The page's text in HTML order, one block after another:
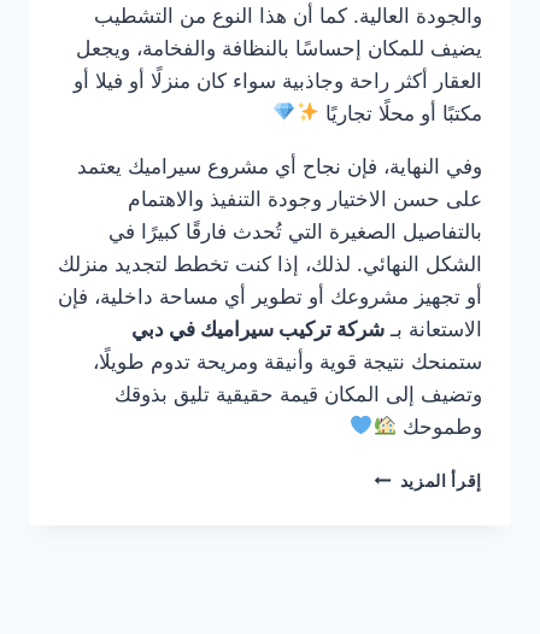
والجودة العالية. كما أن هذا النوع من التشطيب
يضيف للمكان إحساسًا بالنظافة والفخامة، ويجعل
العقار أكثر راحة وجاذبية سواء كان منزلًا أو فيلا أو
مكتبًا أو محلًا تجاريًا
وفي النهاية، فإن نجاح أي مشروع سيراميك يعتمد
على حسن الاختيار وجودة التنفيذ والاهتمام
بالتفاصيل الصغيرة التي تُحدث فارقًا كبيرًا في
الشكل النهائي. لذلك، إذا كنت تخطط لتجديد منزلك
أو تجهيز مشروعك أو تطوير أي مساحة داخلية، فإن
الاستعانة بـ شركة تركيب سيراميك في دبي
ستمنحك نتيجة قوية وأنيقة ومريحة تدوم طويلًا،
وتضيف إلى المكان قيمة حقيقية تليق بذوقك
وطموحك
إقرأ المزيد شركة